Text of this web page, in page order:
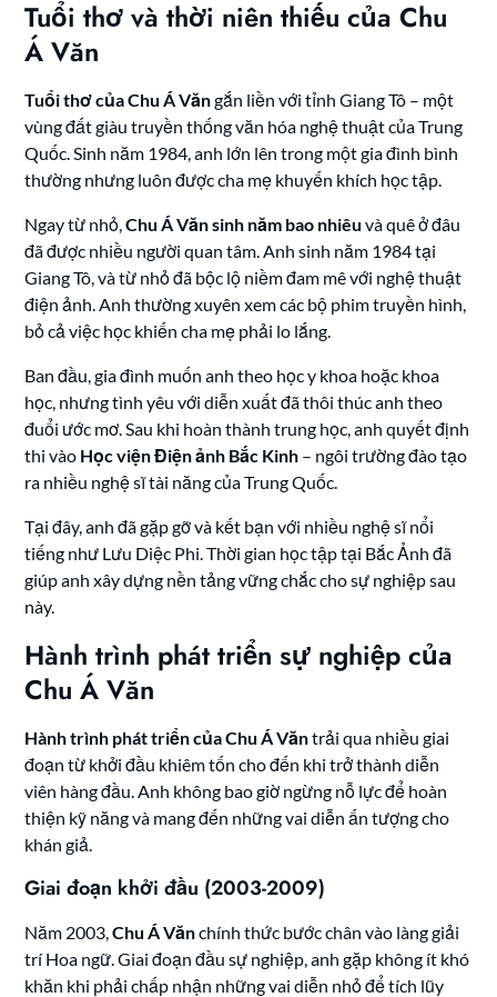
Tuổi thơ và thời niên thiếu của Chu
Á Văn
Tuổi thơ của Chu Á Văngắn liền với tỉnh Giang Tô – một
vùng đất giàu truyền thống văn hóa nghệ thuật của Trung
Quốc. Sinh năm 1984, anh lớn lên trong một gia đình bình
thường nhưng luôn được cha mẹ khuyến khích học tập.
Ngay từ nhỏ,Chu Á Văn sinh năm bao nhiêu và quê ở đâu
đã được nhiều người quan tâm. Anh sinh năm 1984 tại
Giang Tô, và từ nhỏ đã bộc lộ niềm đam mê với nghệ thuật
điện ảnh. Anh thường xuyên xem các bộ phim truyền hình,
bỏ cả việc học khiến cha mẹ phải lo lắng.
Ban đầu, gia đình muốn anh theo học y khoa hoặc khoa
học, nhưng tình yêu với diễn xuất đã thôi thúc anh theo
đuổi ước mơ. Sau khi hoàn thành trung học, anh quyết định
thi vào Học viện Điện ảnh Bắc Kinh – ngôi trường đào tạo
ra nhiều nghệ sĩ tài năng của Trung Quốc.
Tại đây, anh đã gặp gỡ và kết bạn với nhiều nghệ sĩ nổi
tiếng như Lưu Diệc Phi. Thời gian học tập tại Bắc Ảnh đã
giúp anh xây dựng nền tảng vững chắc cho sự nghiệp sau
này.
Hành trình phát triển sự nghiệp của
Chu Á Văn
Hành trình phát triển của Chu Á Văntrải qua nhiều giai
đoạn từ khởi đầu khiêm tốn cho đến khi trở thành diễn
viên hàng đầu. Anh không bao giờ ngừng nỗ lực để hoàn
thiện kỹ năng và mang đến những vai diễn ấn tượng cho
khán giả.
Giai đoạn khởi đầu (2003-2009)
Năm 2003,Chu Á Vănchính thức bước chân vào làng giải
trí Hoa ngữ. Giai đoạn đầu sự nghiệp, anh gặp không ít khó
khăn khi phải chấp nhận những vai diễn nhỏ để tích lũy